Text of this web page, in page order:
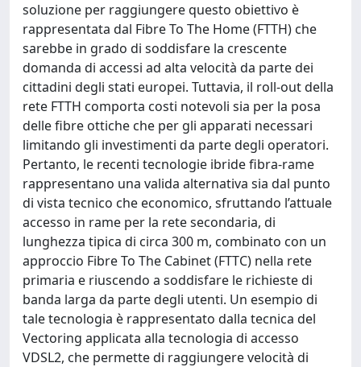
soluzione per raggiungere questo obiettivo è
rappresentata dal Fibre To The Home (FTTH) che
sarebbe in grado di soddisfare la crescente
domanda di accessi ad alta velocità da parte dei
cittadini degli stati europei. Tuttavia, il roll-out della
rete FTTH comporta costi notevoli sia per la posa
delle fibre ottiche che per gli apparati necessari
limitando gli investimenti da parte degli operatori.
Pertanto, le recenti tecnologie ibride fibra-rame
rappresentano una valida alternativa sia dal punto
di vista tecnico che economico, sfruttando l’attuale
accesso in rame per la rete secondaria, di
lunghezza tipica di circa 300 m, combinato con un
approccio Fibre To The Cabinet (FTTC) nella rete
primaria e riuscendo a soddisfare le richieste di
banda larga da parte degli utenti. Un esempio di
tale tecnologia è rappresentato dalla tecnica del
Vectoring applicata alla tecnologia di accesso
VDSL2, che permette di raggiungere velocità di